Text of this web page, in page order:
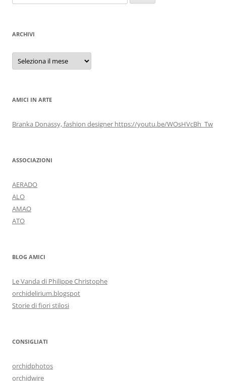
per:
ARCHIVI
Archivi
AMICI IN ARTE
Branka Donassy, fashion designer https://youtu.be/WOsHVcBh_Tw
ASSOCIAZIONI
AERADO
ALO
AMAO
ATO
BLOG AMICI
Le Vanda di Philippe Christophe
orchidelirium.blogspot
Storie di fiori stilosi
CONSIGLIATI
orchidphotos
orchidwire